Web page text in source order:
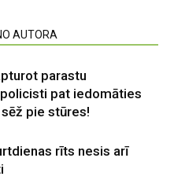
AUTORA
parastu
pat iedomāties
pie stūres!
rīts nesis arī